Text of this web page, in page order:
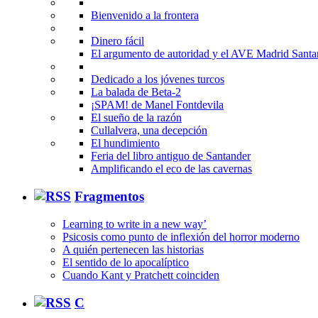
Bienvenido a la frontera
Dinero fácil
El argumento de autoridad y el AVE Madrid
Dedicado a los jóvenes turcos
La balada de Beta-2
¡SPAM! de Manel Fontdevila
El sueño de la razón
Cullalvera, una decepción
El hundimiento
Feria del libro antiguo de Santander
Amplificando el eco de las cavernas
Fragmentos
Learning to write in a new way’
Psicosis como punto de inflexión del horror moderno
A quién pertenecen las historias
El sentido de lo apocalíptico
Cuando Kant y Pratchett coinciden
C